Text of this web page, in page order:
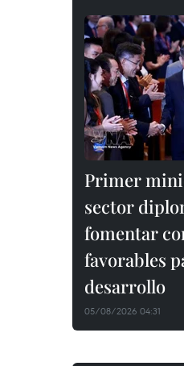
Primer
sector
fomentar
favorables
desarrollo
05/08/2026 04:31